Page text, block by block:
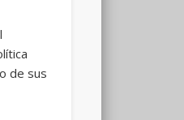
de sus